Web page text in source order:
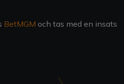
BetMGM och tas med en insats